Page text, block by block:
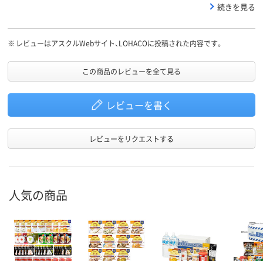
続きを見る
※ レビューはアスクルWebサイト、LOHACOに投稿された内容です。
この商品のレビューを全て見る
レビューを書く
レビューをリクエストする
人気の商品